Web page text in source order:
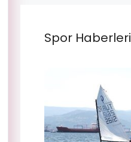
Spor Haberleri